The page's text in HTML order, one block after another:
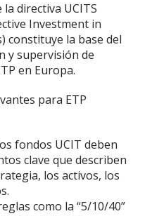
directiva UCITS
Investment in
constituye la base del
y supervisión de
en Europa.
para ETP
fondos UCIT deben
clave que describen
los activos, los
como la “5/10/40”